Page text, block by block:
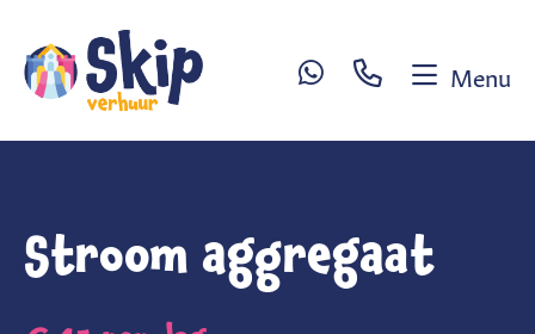
Menu
Stroom aggregaat